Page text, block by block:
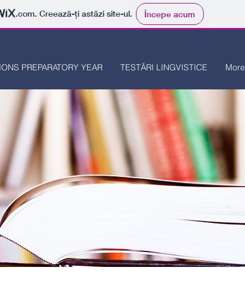
.com. Creează-ți astăzi site-ul. Începe acum
PREPARATORY YEAR TESTĂRI LINGVISTICE More